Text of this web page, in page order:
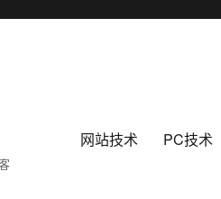
网站技术 PC技术